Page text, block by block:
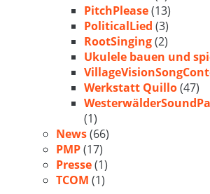
PitchPlease(13)
PoliticalLied (3)
RootSinging(2)
Ukulele bauen und
Werkstatt Quillo(47)
(1)
News(66)
PMP(17)
Presse(1)
TCOM (1)